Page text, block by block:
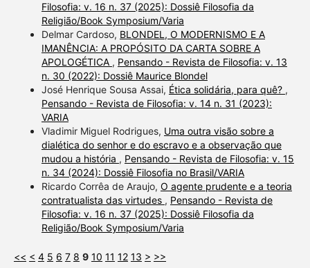
Filosofia: v. 16 n. 37 (2025): Dossiê Filosofia da
Religião/Book Symposium/Varia
Delmar Cardoso, BLONDEL, O MODERNISMO E A
IMANÊNCIA: A PROPÓSITO DA CARTA SOBRE A
APOLOGÉTICA , Pensando - Revista de Filosofia: v. 13
n. 30 (2022): Dossiê Maurice Blondel
José Henrique Sousa Assai, Ética solidária, para quê? ,
Pensando - Revista de Filosofia: v. 14 n. 31 (2023):
VARIA
Vladimir Miguel Rodrigues, Uma outra visão sobre a
dialética do senhor e do escravo e a observação que
mudou a história , Pensando - Revista de Filosofia: v. 15
n. 34 (2024): Dossiê Filosofia no Brasil/VARIA
Ricardo Corrêa de Araujo, O agente prudente e a teoria
contratualista das virtudes , Pensando - Revista de
Filosofia: v. 16 n. 37 (2025): Dossiê Filosofia da
Religião/Book Symposium/Varia
<< < 4 5 6 7 8 9 10 11 12 13 > >>